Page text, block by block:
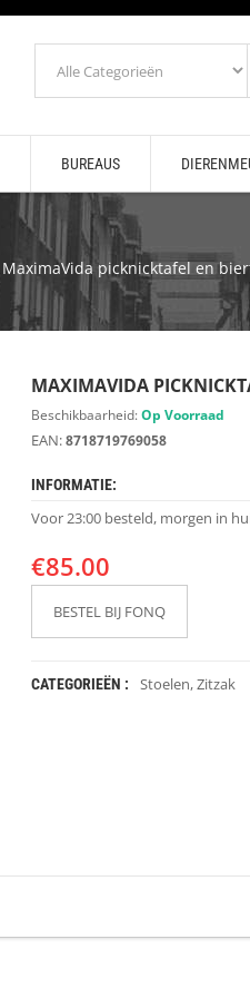
BUREAUS
picknicktafel en
MAXIMAVIDA
Beschikbaarheid:Op Voorraad
EAN:8718719769058
INFORMATIE:
Voor 23:00 besteld, morgen in
€85.00
BESTEL BIJ FONQ
CATEGORIEËN : Stoelen,Zitzak